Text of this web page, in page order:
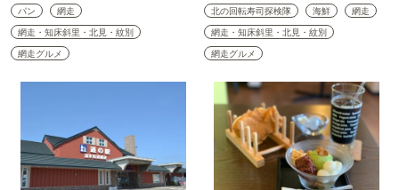
パン
網走
網走・知床斜里・北見・紋別
網走グルメ
北の回転寿司探検隊 海鮮
網走
網走・知床斜里・北見・紋別
網走グルメ